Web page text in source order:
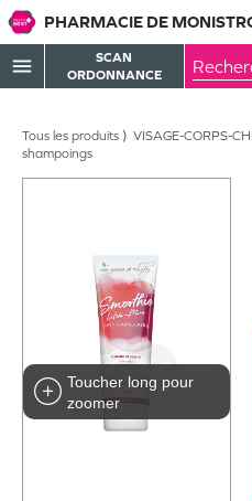
PHARMACIE DE
menu
SCAN
ORDONNANCE
Tous les produits VISAGE-CORPS-
shampoings
Toucher long pour
zoomer